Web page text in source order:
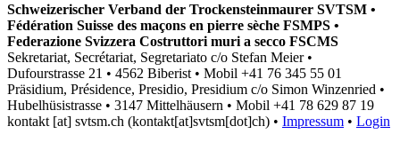
Schweizerischer Verband der Trockensteinmaurer SVTSM •
Fédération Suisse des maçons en pierre sèche FSMPS •
Federazione Svizzera Costruttori muri a secco FSCMS
Sekretariat, Secrétariat, Segretariato c/o Stefan Meier •
Dufourstrasse 21 • 4562 Biberist • Mobil +41 76 345 55 01
Präsidium, Présidence, Presidio, Presidium c/o Simon Winzenried •
Hubelhüsistrasse • 3147 Mittelhäusern • Mobil +41 78 629 87 19
kontakt [at] svtsm.ch (kontakt[at]svtsm[dot]ch) • Impressum • Login